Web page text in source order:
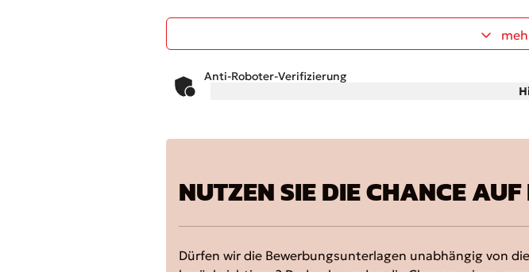
Anti-Roboter-Verifizierung
NUTZEN SIE DIE CHANCE
Dürfen wir die Bewerbungsunterlagen unabhängig von